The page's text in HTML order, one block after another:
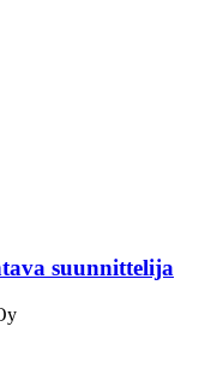
suunnittelija